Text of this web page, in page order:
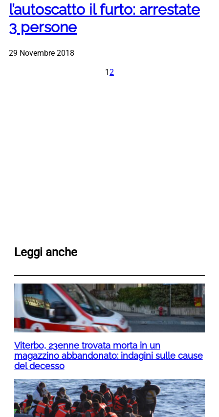
l’autoscatto il furto: arrestate
3 persone
29 Novembre 2018
1 2
Leggi anche
Viterbo, 23enne trovata morta in un
magazzino abbandonato: indagini sulle cause
del decesso